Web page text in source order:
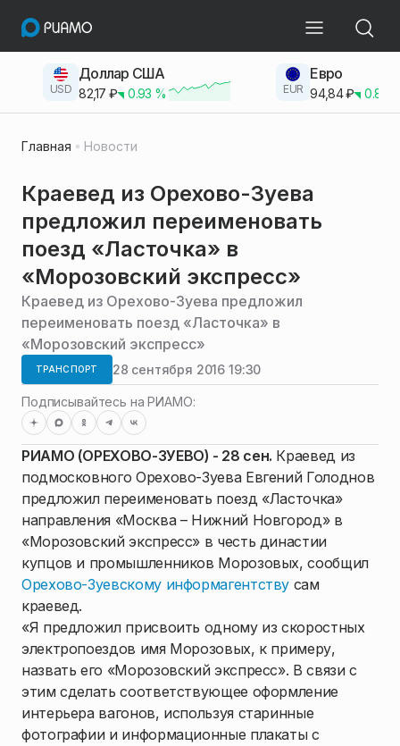
USD
Доллар США
82,17 ₽ 0.93 % EUR
Евро
94,84₽ 0.83
Главная Новости
Краевед из Орехово-Зуева
предложил переименовать
поезд «Ласточка» в
«Морозовский экспресс»
Краевед из Орехово-Зуева предложил
переименовать поезд «Ласточка» в
«Морозовский экспресс»
ТРАНСПОРТ 28 сентября 2016 19:30
Подписывайтесь на РИАМО:
РИАМО (ОРЕХОВО-ЗУЕВО) - 28 сен. Краевед из
подмосковного Орехово-Зуева Евгений Голоднов
предложил переименовать поезд «Ласточка»
направления «Москва – Нижний Новгород» в
«Морозовский экспресс» в честь династии
купцов и промышленников Морозовых, сообщил
Орехово-Зуевскому информагентству сам
краевед.
«Я предложил присвоить одному из скоростных
электропоездов имя Морозовых, к примеру,
назвать его «Морозовский экспресс». В связи с
этим сделать соответствующее оформление
интерьера вагонов, используя старинные
фотографии и информационные плакаты с